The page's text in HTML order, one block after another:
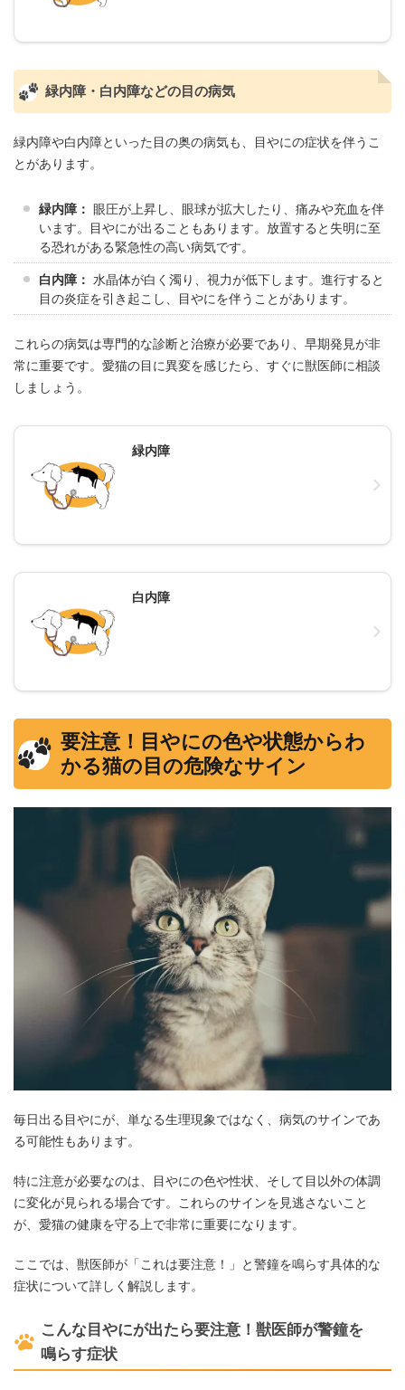
緑内障・白内障などの目の病気
緑内障や白内障といった目の奥の病気も、目やにの症状を伴うこ
とがあります。
緑内障： 眼圧が上昇し、眼球が拡大したり、痛みや充血を伴
います。目やにが出ることもあります。放置すると失明に至
る恐れがある緊急性の高い病気です。
白内障： 水晶体が白く濁り、視力が低下します。進行すると
目の炎症を引き起こし、目やにを伴うことがあります。
これらの病気は専門的な診断と治療が必要であり、早期発見が非
常に重要です。愛猫の目に異変を感じたら、すぐに獣医師に相談
しましょう。
緑内障
白内障
要注意！目やにの色や状態からわ
かる猫の目の危険なサイン
毎日出る目やにが、単なる生理現象ではなく、病気のサインであ
る可能性もあります。
特に注意が必要なのは、目やにの色や性状、そして目以外の体調
に変化が見られる場合です。これらのサインを見逃さないこと
が、愛猫の健康を守る上で非常に重要になります。
ここでは、獣医師が「これは要注意！」と警鐘を鳴らす具体的な
症状について詳しく解説します。
こんな目やにが出たら要注意！獣医師が警鐘を
鳴らす症状